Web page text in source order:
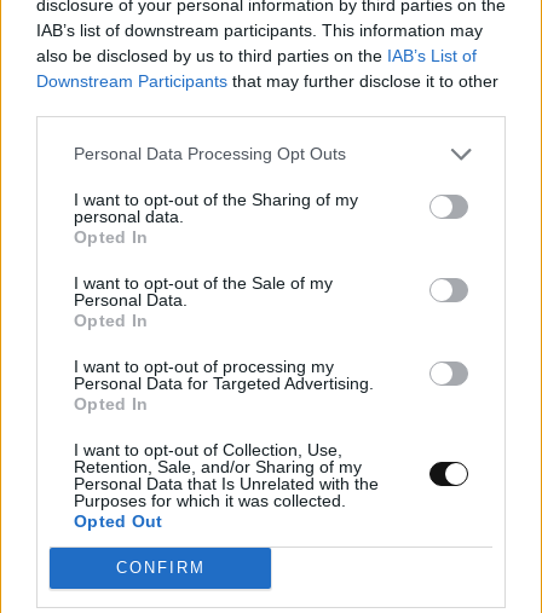
disclosure of your personal information by third parties on the
IAB’s list of downstream participants. This information may
also be disclosed by us to third parties on the IAB’s List of
Downstream Participants that may further disclose it to other
Personal Data Processing Opt Outs
I want to opt-out of the Sharing of my
personal data.
Opted In
I want to opt-out of the Sale of my
Personal Data.
Opted In
I want to opt-out of processing my
Personal Data for Targeted Advertising.
Opted In
I want to opt-out of Collection, Use,
Retention, Sale, and/or Sharing of my
Personal Data that Is Unrelated with the
Purposes for which it was collected.
Opted Out
CONFIRM
Πρώτη μέτρηση αντινετρίνων από
χρησιμοποιημένο πυρηνικό καύσιμο μετά
την απενεργοποίηση αντιδραστήρα
ΕΠΙΣΤΉΜΗ 19:00, 06/08/2026